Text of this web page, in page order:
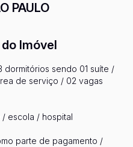
PAULO
Imóvel
dormitórios sendo 01 suíte /
de serviço / 02 vagas
escola / hospital
parte de pagamento /